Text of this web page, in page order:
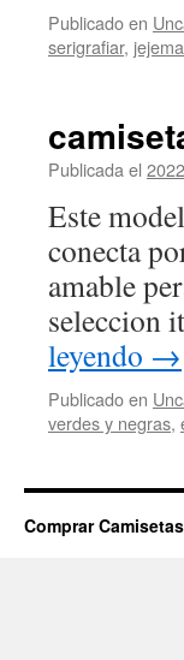
Publicado en
serigrafiar,
Publicada el
Este
conecta
amable
seleccion
leyendo →
Publicado en
verdes y negras,
Comprar